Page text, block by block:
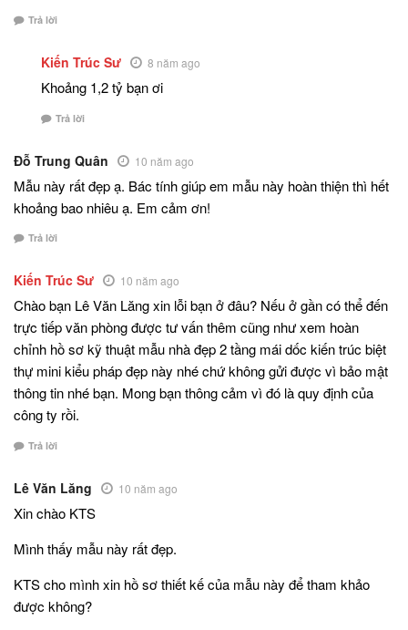
Trả lời
Kiến Trúc Sư 8 năm ago
Khoảng 1,2 tỷ bạn ơi
Trả lời
Đỗ Trung Quân 10 năm ago
Mẫu này rất đẹp ạ. Bác tính giúp em mẫu này hoàn thiện thì hết
khoảng bao nhiêu ạ. Em cảm ơn!
Trả lời
Kiến Trúc Sư 10 năm ago
Chào bạn Lê Văn Lăng xin lỗi bạn ở đâu? Nếu ở gần có thể đến
trực tiếp văn phòng được tư vấn thêm cũng như xem hoàn
chỉnh hồ sơ kỹ thuật mẫu nhà đẹp 2 tầng mái dốc kiến trúc biệt
thự mini kiểu pháp đẹp này nhé chứ không gửi được vì bảo mật
thông tin nhé bạn. Mong bạn thông cảm vì đó là quy định của
công ty rồi.
Trả lời
Lê Văn Lăng 10 năm ago
Xin chào KTS
Mình thấy mẫu này rất đẹp.
KTS cho mình xin hồ sơ thiết kế của mẫu này để tham khảo
được không?